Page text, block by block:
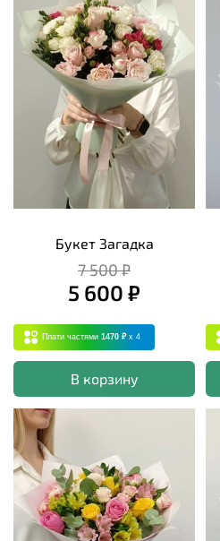
Букет Загадка
7 500 ₽
5 600 ₽
Плати частями 1470 ₽ x 4
В корзину